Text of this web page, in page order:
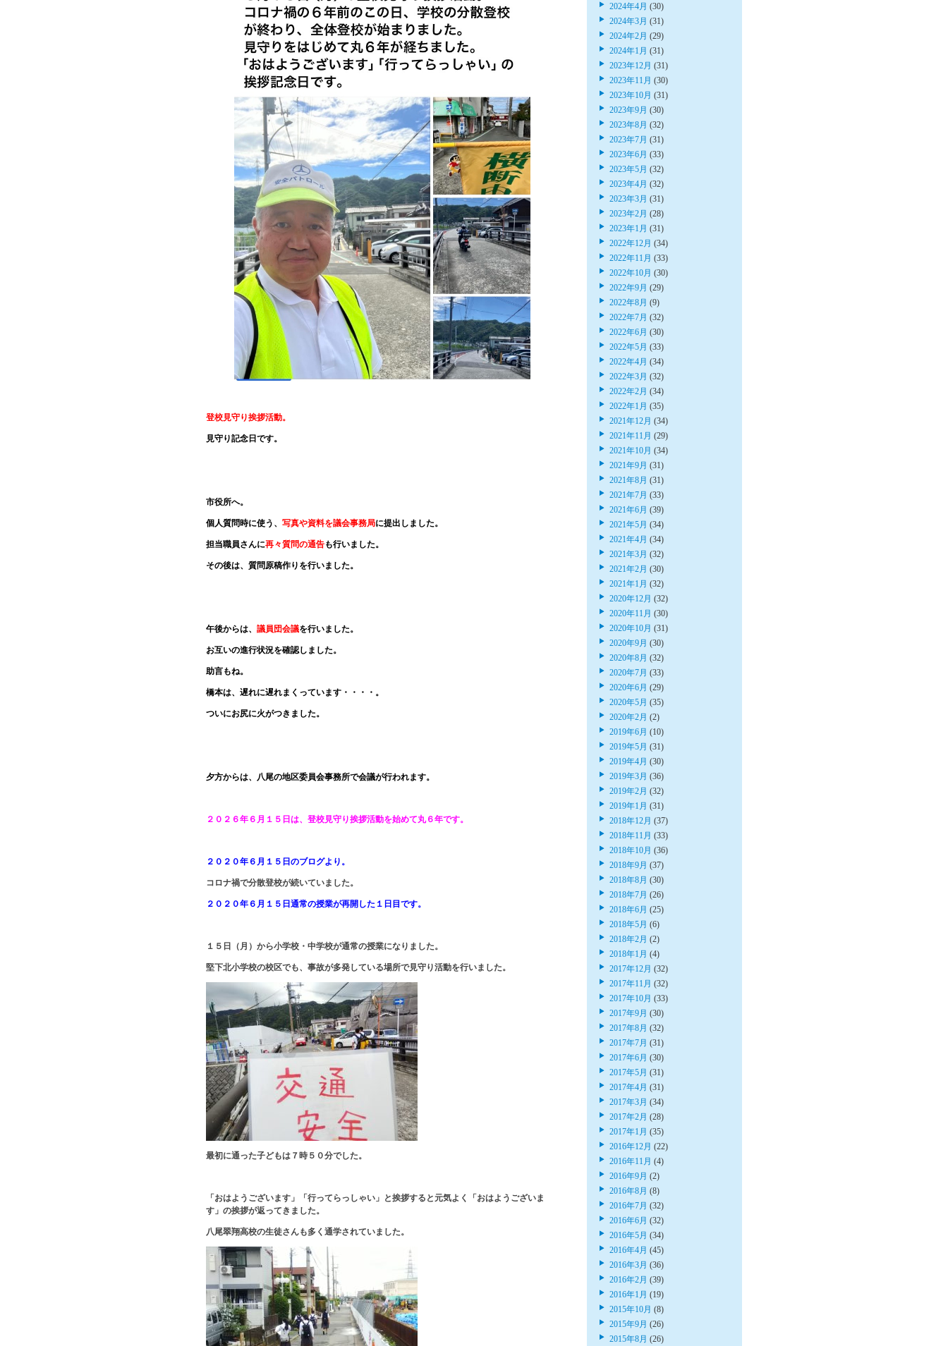
登校見守り挨拶活動。
見守り記念日です。
市役所へ。
個人質問時に使う、 写真や資料を議会事務局に提出しました。
担当職員さんに再々質問の通告も行いました。
その後は、質問原稿作りを行いました。
午後からは、 議員団会議を行いました。
お互いの進行状況を確認しました。
助言もね。
橋本は、遅れに遅れまくっています・・・・。
ついにお尻に火がつきました。
夕方からは、八尾の地区委員会事務所で会議が行われます。
２０２６年６月１５日は、登校見守り挨拶活動を始めて丸６年です。
２０２０年６月１５日のブログより。
コロナ禍で分散登校が続いていました。
２０２０年６月１５日通常の授業が再開した１日目です。
１５日（月）から小学校・中学校が通常の授業になりました。
堅下北小学校の校区でも、事故が多発している場所で見守り活動を行いました。
最初に通った子どもは７時５０分でした。
「おはようございます」「行ってらっしゃい」と挨拶すると元気よく「おはようございま
す」の挨拶が返ってきました。
八尾翠翔高校の生徒さんも多く通学されていました。
2024年4月 (30)
2024年3月 (31)
2024年2月 (29)
2024年1月 (31)
2023年12月 (31)
2023年11月 (30)
2023年10月 (31)
2023年9月 (30)
2023年8月 (32)
2023年7月 (31)
2023年6月 (33)
2023年5月 (32)
2023年4月 (32)
2023年3月 (31)
2023年2月 (28)
2023年1月 (31)
2022年12月 (34)
2022年11月 (33)
2022年10月 (30)
2022年9月 (29)
2022年8月 (9)
2022年7月 (32)
2022年6月 (30)
2022年5月 (33)
2022年4月 (34)
2022年3月 (32)
2022年2月 (34)
2022年1月 (35)
2021年12月 (34)
2021年11月 (29)
2021年10月 (34)
2021年9月 (31)
2021年8月 (31)
2021年7月 (33)
2021年6月 (39)
2021年5月 (34)
2021年4月 (34)
2021年3月 (32)
2021年2月 (30)
2021年1月 (32)
2020年12月 (32)
2020年11月 (30)
2020年10月 (31)
2020年9月 (30)
2020年8月 (32)
2020年7月 (33)
2020年6月 (29)
2020年5月 (35)
2020年2月 (2)
2019年6月 (10)
2019年5月 (31)
2019年4月 (30)
2019年3月 (36)
2019年2月 (32)
2019年1月 (31)
2018年12月 (37)
2018年11月 (33)
2018年10月 (36)
2018年9月 (37)
2018年8月 (30)
2018年7月 (26)
2018年6月 (25)
2018年5月 (6)
2018年2月 (2)
2018年1月 (4)
2017年12月 (32)
2017年11月 (32)
2017年10月 (33)
2017年9月 (30)
2017年8月 (32)
2017年7月 (31)
2017年6月 (30)
2017年5月 (31)
2017年4月 (31)
2017年3月 (34)
2017年2月 (28)
2017年1月 (35)
2016年12月 (22)
2016年11月 (4)
2016年9月 (2)
2016年8月 (8)
2016年7月 (32)
2016年6月 (32)
2016年5月 (34)
2016年4月 (45)
2016年3月 (36)
2016年2月 (39)
2016年1月 (19)
2015年10月 (8)
2015年9月 (26)
2015年8月 (26)